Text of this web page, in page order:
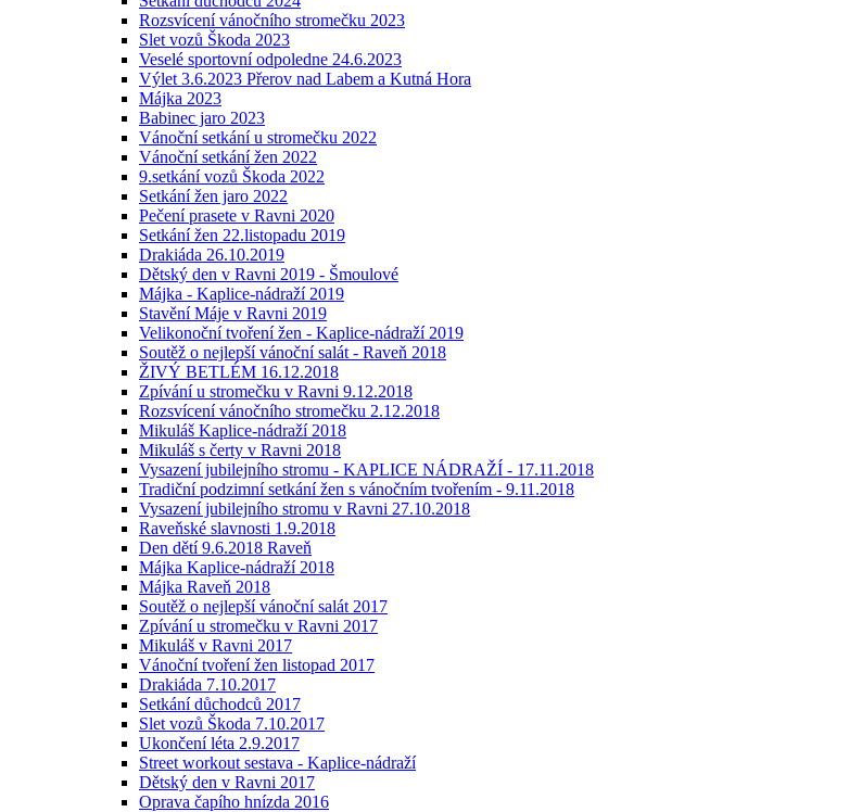
Rozsvícení vánočního stromečku 2023
Slet vozů Škoda 2023
Veselé sportovní odpoledne 24.6.2023
Výlet 3.6.2023 Přerov nad Labem a Kutná Hora
Májka 2023
Babinec jaro 2023
Vánoční setkání u stromečku 2022
Vánoční setkání žen 2022
9.setkání vozů Škoda 2022
Setkání žen jaro 2022
Pečení prasete v Ravni 2020
Setkání žen 22.listopadu 2019
Drakiáda 26.10.2019
Dětský den v Ravni 2019 - Šmoulové
Májka - Kaplice-nádraží 2019
Stavění Máje v Ravni 2019
Velikonoční tvoření žen - Kaplice-nádraží 2019
Soutěž o nejlepší vánoční salát - Raveň 2018
ŽIVÝ BETLÉM 16.12.2018
Zpívání u stromečku v Ravni 9.12.2018
Rozsvícení vánočního stromečku 2.12.2018
Mikuláš Kaplice-nádraží 2018
Mikuláš s čerty v Ravni 2018
Vysazení jubilejního stromu - KAPLICE NÁDRAŽÍ - 17.11.2018
Tradiční podzimní setkání žen s vánočním tvořením - 9.11.2018
Vysazení jubilejního stromu v Ravni 27.10.2018
Raveňské slavnosti 1.9.2018
Den dětí 9.6.2018 Raveň
Májka Kaplice-nádraží 2018
Májka Raveň 2018
Soutěž o nejlepší vánoční salát 2017
Zpívání u stromečku v Ravni 2017
Mikuláš v Ravni 2017
Vánoční tvoření žen listopad 2017
Drakiáda 7.10.2017
Setkání důchodců 2017
Slet vozů Škoda 7.10.2017
Ukončení léta 2.9.2017
Street workout sestava - Kaplice-nádraží
Dětský den v Ravni 2017
Oprava čapího hnízda 2016